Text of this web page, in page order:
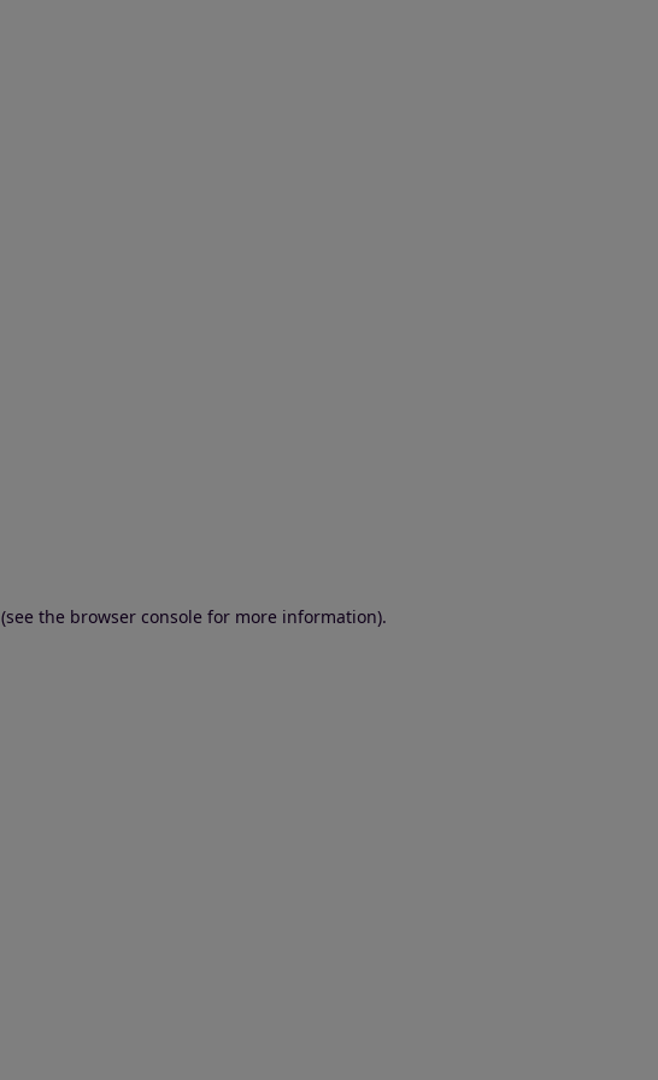
(see the browser console for more information).